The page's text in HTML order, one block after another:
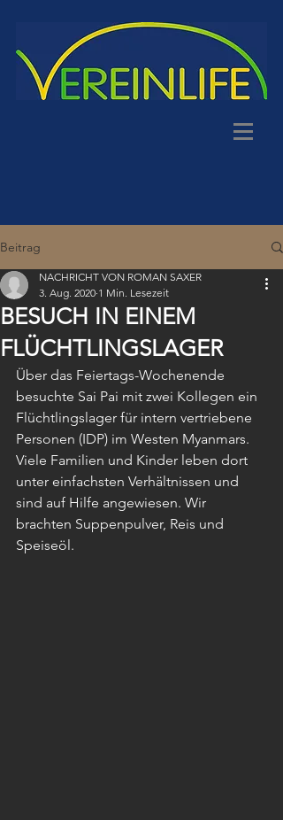
Beitrag
BESUCH IN EINEM
FLÜCHTLINGSLAGER
NACHRICHT VON ROMAN SAXER
3. Aug. 2020 1 Min. Lesezeit
Über das Feiertags-Wochenende
besuchte Sai Pai mit zwei Kollegen ein
Flüchtlingslager für intern vertriebene
Personen (IDP) im Westen Myanmars.
Viele Familien und Kinder leben dort
unter einfachsten Verhältnissen und
sind auf Hilfe angewiesen. Wir
brachten Suppenpulver, Reis und
Speiseöl.